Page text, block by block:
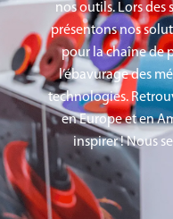
nos outils. Lors des
présentons nos
pour la chaîne de
l’ébavurage des
technologies.
en Europe et en
inspirer ! Nous